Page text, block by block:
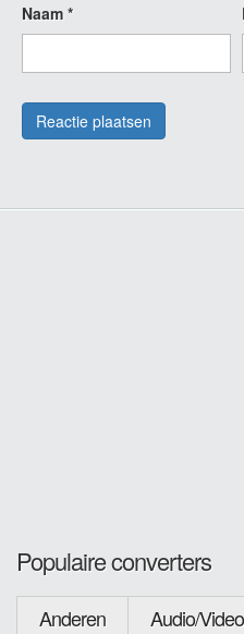
Naam *
Populaire converters
Anderen Audio/Video